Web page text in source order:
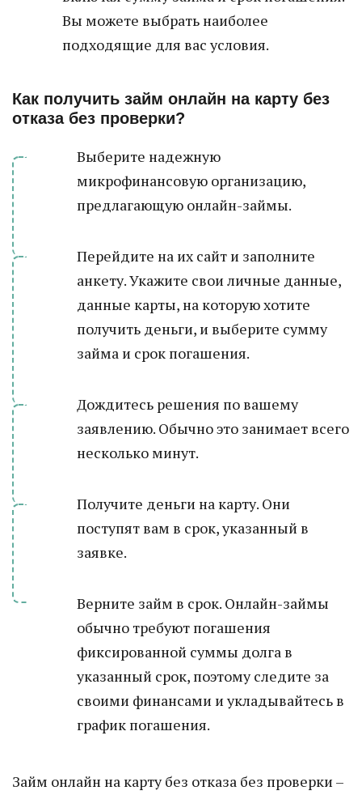
Вы можете выбрать наиболее
подходящие для вас условия.
Как получить займ онлайн на карту без
отказа без проверки?
Выберите надежную
микрофинансовую организацию,
предлагающую онлайн-займы.
Перейдите на их сайт и заполните
анкету. Укажите свои личные данные,
данные карты, на которую хотите
получить деньги, и выберите сумму
займа и срок погашения.
Дождитесь решения по вашему
заявлению. Обычно это занимает всего
несколько минут.
Получите деньги на карту. Они
поступят вам в срок, указанный в
заявке.
Верните займ в срок. Онлайн-займы
обычно требуют погашения
фиксированной суммы долга в
указанный срок, поэтому следите за
своими финансами и укладывайтесь в
график погашения.
Займ онлайн на карту без отказа без проверки –